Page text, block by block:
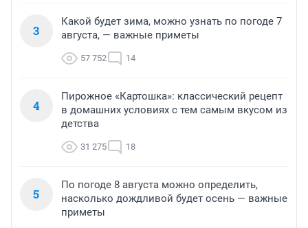
3
Какой будет зима, можно узнать по погоде 7
августа, — важные приметы
57 752 14
4
Пирожное «Картошка»: классический рецепт
в домашних условиях с тем самым вкусом из
детства
31 275 18
5
По погоде 8 августа можно определить,
насколько дождливой будет осень — важные
приметы